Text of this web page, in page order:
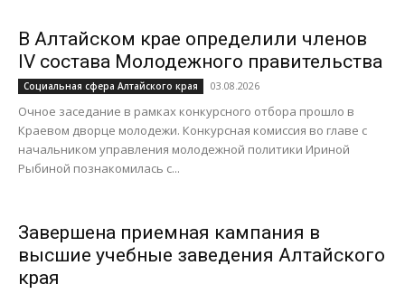
В Алтайском крае определили членов
IV состава Молодежного правительства
Социальная сфера Алтайского края 03.08.2026
Очное заседание в рамках конкурсного отбора прошло в
Краевом дворце молодежи. Конкурсная комиссия во главе с
начальником управления молодежной политики Ириной
Рыбиной познакомилась с...
Завершена приемная кампания в
высшие учебные заведения Алтайского
края